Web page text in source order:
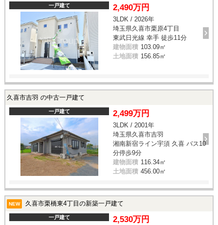
一戸建て 2,490万円
3LDK / 2026年
埼玉県久喜市栗原4丁目
東武日光線 幸手 徒歩11分
建物面積 103.09㎡
土地面積 156.85㎡
久喜市吉羽 の中古一戸建て
一戸建て 2,499万円
3LDK / 2001年
埼玉県久喜市吉羽
湘南新宿ライン宇須 久喜 バス10
分停歩9分
建物面積 116.34㎡
土地面積 456.00㎡
NEW 久喜市栗橋東4丁目の新築一戸建て
一戸建て 2,530万円